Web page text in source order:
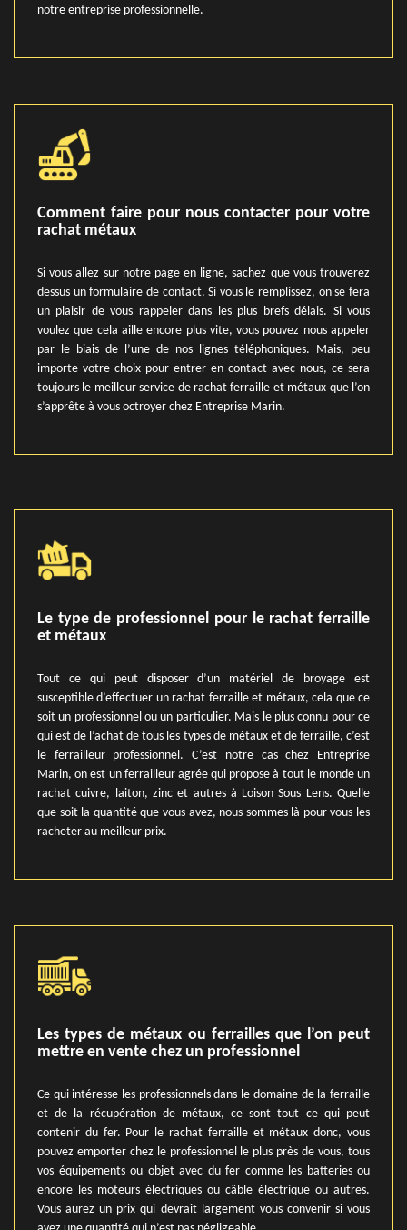
notre entreprise professionnelle.
Comment faire pour nous contacter pour votre
rachat métaux
Si vous allez sur notre page en ligne, sachez que vous trouverez
dessus un formulaire de contact. Si vous le remplissez, on se fera
un plaisir de vous rappeler dans les plus brefs délais. Si vous
voulez que cela aille encore plus vite, vous pouvez nous appeler
par le biais de l’une de nos lignes téléphoniques. Mais, peu
importe votre choix pour entrer en contact avec nous, ce sera
toujours le meilleur service de rachat ferraille et métaux que l’on
s’apprête à vous octroyer chez Entreprise Marin.
Le type de professionnel pour le rachat ferraille
et métaux
Tout ce qui peut disposer d’un matériel de broyage est
susceptible d’effectuer un rachat ferraille et métaux, cela que ce
soit un professionnel ou un particulier. Mais le plus connu pour ce
qui est de l’achat de tous les types de métaux et de ferraille, c’est
le ferrailleur professionnel. C’est notre cas chez Entreprise
Marin, on est un ferrailleur agrée qui propose à tout le monde un
rachat cuivre, laiton, zinc et autres à Loison Sous Lens. Quelle
que soit la quantité que vous avez, nous sommes là pour vous les
racheter au meilleur prix.
Les types de métaux ou ferrailles que l’on peut
mettre en vente chez un professionnel
Ce qui intéresse les professionnels dans le domaine de la ferraille
et de la récupération de métaux, ce sont tout ce qui peut
contenir du fer. Pour le rachat ferraille et métaux donc, vous
pouvez emporter chez le professionnel le plus près de vous, tous
vos équipements ou objet avec du fer comme les batteries ou
encore les moteurs électriques ou câble électrique ou autres.
Vous aurez un prix qui devrait largement vous convenir si vous